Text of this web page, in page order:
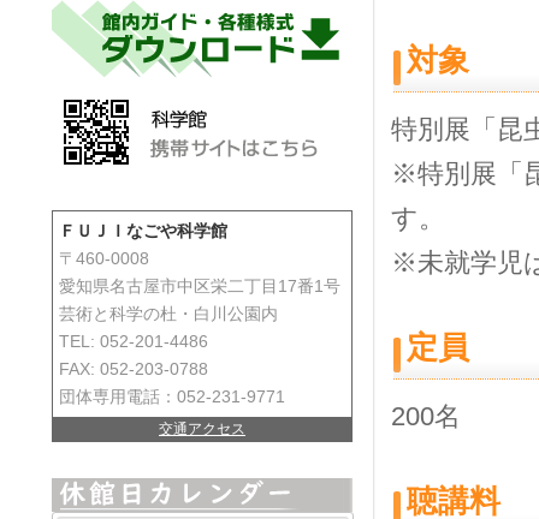
対象
特別展「昆
※特別展「
す。
※未就学児
定員
200名
聴講料
ＦＵＪＩなごや科学館
〒460-0008
愛知県名古屋市中区栄二丁目17番1号
芸術と科学の杜・白川公園内
TEL: 052-201-4486
FAX: 052-203-0788
団体専用電話：052-231-9771
交通アクセス